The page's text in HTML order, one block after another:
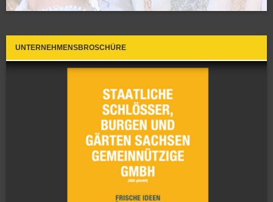
UNTERNEHMENSBROSCHÜRE